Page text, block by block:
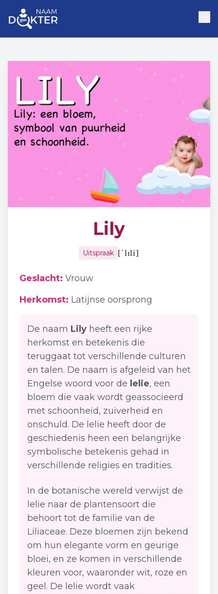
Lily
Uitspraak [ˈlɪli]
Geslacht: Vrouw
Herkomst: Latijnse oorsprong
De naam Lily heeft een rijke
herkomst en betekenis die
teruggaat tot verschillende culturen
en talen. De naam is afgeleid van het
Engelse woord voor de lelie, een
bloem die vaak wordt geassocieerd
met schoonheid, zuiverheid en
onschuld. De lelie heeft door de
geschiedenis heen een belangrijke
symbolische betekenis gehad in
verschillende religies en tradities.
In de botanische wereld verwijst de
lelie naar de plantensoort die
behoort tot de familie van de
Liliaceae. Deze bloemen zijn bekend
om hun elegante vorm en geurige
bloei, en ze komen in verschillende
kleuren voor, waaronder wit, roze en
geel. De lelie wordt vaak